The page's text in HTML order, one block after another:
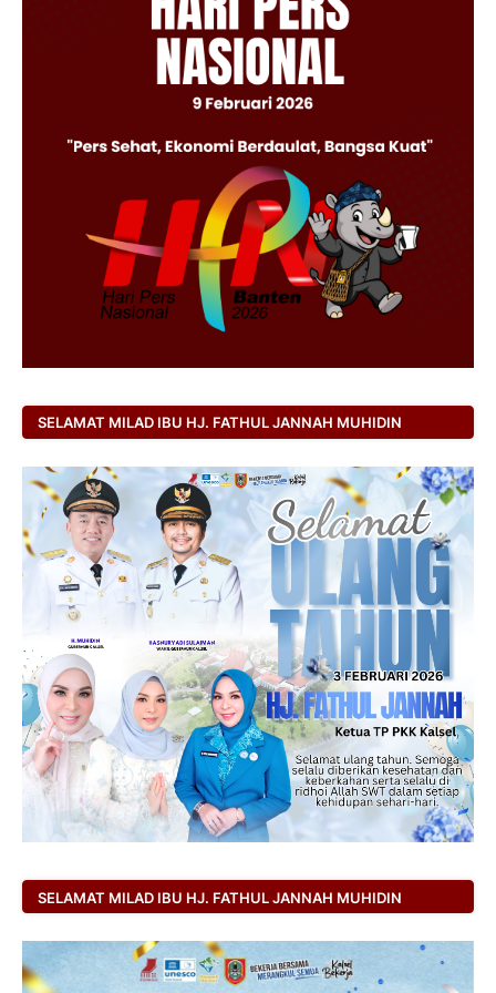
SELAMAT MILAD IBU HJ. FATHUL JANNAH MUHIDIN
SELAMAT MILAD IBU HJ. FATHUL JANNAH MUHIDIN